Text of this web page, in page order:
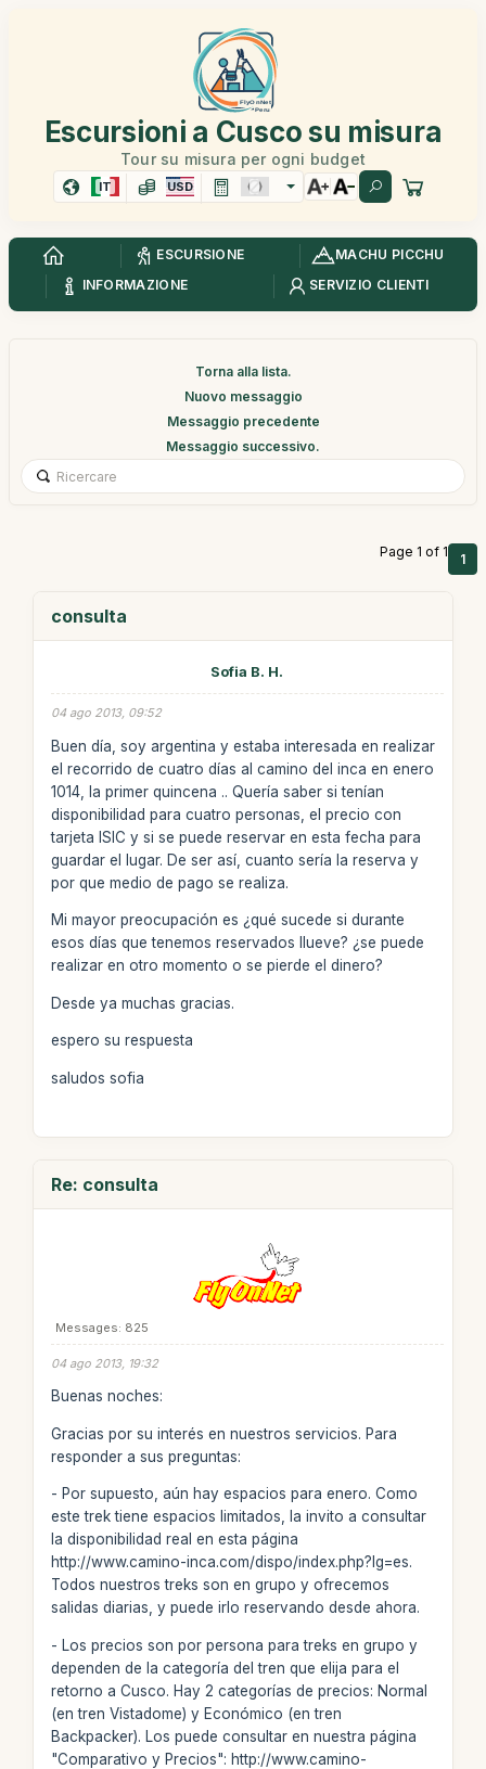
Escursioni a Cusco su misura
Tour su misura per ogni budget
IT USD
ESCURSIONE
MACHU PICCHU
INFORMAZIONE
SERVIZIO CLIENTI
Torna alla lista.
Nuovo messaggio
Messaggio precedente
Messaggio successivo.
Page 1 of 1 1
consulta
Sofia B. H.
04 ago 2013, 09:52
Buen día, soy argentina y estaba interesada en realizar
el recorrido de cuatro días al camino del inca en enero
1014, la primer quincena .. Quería saber si tenían
disponibilidad para cuatro personas, el precio con
tarjeta ISIC y si se puede reservar en esta fecha para
guardar el lugar. De ser así, cuanto sería la reserva y
por que medio de pago se realiza.
Mi mayor preocupación es ¿qué sucede si durante
esos días que tenemos reservados llueve? ¿se puede
realizar en otro momento o se pierde el dinero?
Desde ya muchas gracias.
espero su respuesta
saludos sofia
Re: consulta
Messages: 825
04 ago 2013, 19:32
Buenas noches:
Gracias por su interés en nuestros servicios. Para
responder a sus preguntas:
- Por supuesto, aún hay espacios para enero. Como
este trek tiene espacios limitados, la invito a consultar
la disponibilidad real en esta página
http://www.camino-inca.com/dispo/index.php?lg=es.
Todos nuestros treks son en grupo y ofrecemos
salidas diarias, y puede irlo reservando desde ahora.
- Los precios son por persona para treks en grupo y
dependen de la categoría del tren que elija para el
retorno a Cusco. Hay 2 categorías de precios: Normal
(en tren Vistadome) y Económico (en tren
Backpacker). Los puede consultar en nuestra página
"Comparativo y Precios": http://www.camino-